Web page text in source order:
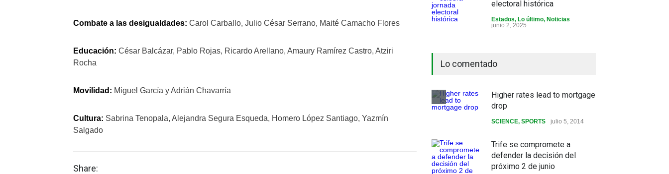
Combate a las desigualdades: Carol Carballo, Julio César Serrano, Maité Camacho Flores
Educación: César Balcázar, Pablo Rojas, Ricardo Arellano, Amaury Ramírez Castro, Atziri
Rocha
Movilidad: Miguel García y Adrián Chavarría
Cultura: Sabrina Tenopala, Alejandra Segura Esqueda, Homero López Santiago, Yazmín
Salgado
Share:
electoral histórica
Estados, Lo último, Noticias
junio 2, 2025
Lo comentado
Higher rates lead to mortgage
drop
SCIENCE, SPORTS julio 5, 2014
Trife se compromete a
defender la decisión del
próximo 2 de junio